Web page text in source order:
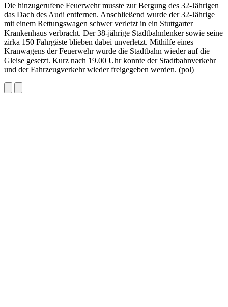
Die hinzugerufene Feuerwehr musste zur Bergung des 32-Jährigen
das Dach des Audi entfernen. Anschließend wurde der 32-Jährige
mit einem Rettungswagen schwer verletzt in ein Stuttgarter
Krankenhaus verbracht. Der 38-jährige Stadtbahnlenker sowie seine
zirka 150 Fahrgäste blieben dabei unverletzt. Mithilfe eines
Kranwagens der Feuerwehr wurde die Stadtbahn wieder auf die
Gleise gesetzt. Kurz nach 19.00 Uhr konnte der Stadtbahnverkehr
und der Fahrzeugverkehr wieder freigegeben werden. (pol)